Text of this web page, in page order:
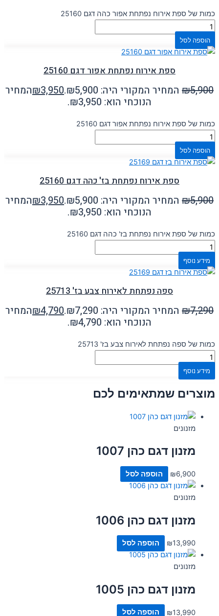
כמות של ספת אירוח נפתחת אפור כהה דגם 25160
הוספה לסל
ספת אירוח נפתחת אפור דגם 25160
₪5,900 המחיר המקורי היה: ₪5,900. ₪3,950
המחיר
הנוכחי הוא: ₪3,950.
כמות של ספת אירוח נפתחת אפור דגם 25160
הוספה לסל
ספת אירוח נפתחת בז' כהה דגם 25160
₪5,900 המחיר המקורי היה: ₪5,900. ₪3,950
המחיר
הנוכחי הוא: ₪3,950.
כמות של ספת אירוח נפתחת בז' כהה דגם 25160
מידע נוסף
ספה נפתחת לאירוח צבע בז' 25713
₪7,290 המחיר המקורי היה: ₪7,290. ₪4,790
המחיר
הנוכחי הוא: ₪4,790.
כמות של ספה נפתחת לאירוח צבע בז' 25713
מידע נוסף
מוצרים שמתאימים לכם
מזנונים
מזנון דגם כהן 1007
₪6,900 הוספה לסל
מזנונים
מזנון דגם כהן 1006
₪13,990 הוספה לסל
מזנונים
מזנון דגם כהן 1005
₪13,990 הוספה לסל